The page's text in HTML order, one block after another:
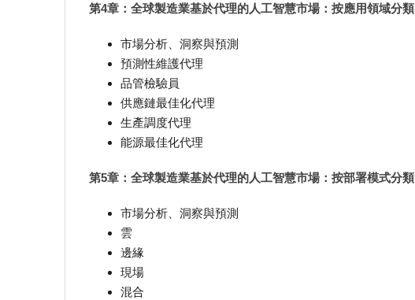
第4章：全球製造業基於代理的人工智慧市場：按應用領域分類
市場分析、洞察與預測
預測性維護代理
品管檢驗員
供應鏈最佳化代理
生產調度代理
能源最佳化代理
第5章：全球製造業基於代理的人工智慧市場：按部署模式分類
市場分析、洞察與預測
雲
邊緣
現場
混合